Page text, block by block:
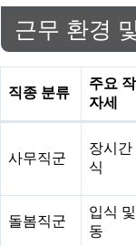
근무 환경
직종 분류
주요
자세
사무직군
장시간
식
돌봄직군
입식 및
동